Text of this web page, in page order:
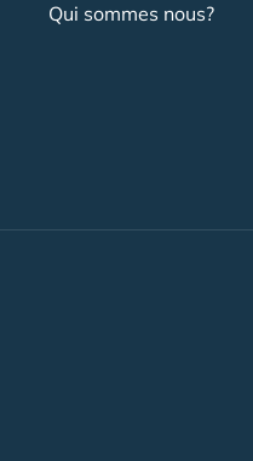
Qui sommes nous?